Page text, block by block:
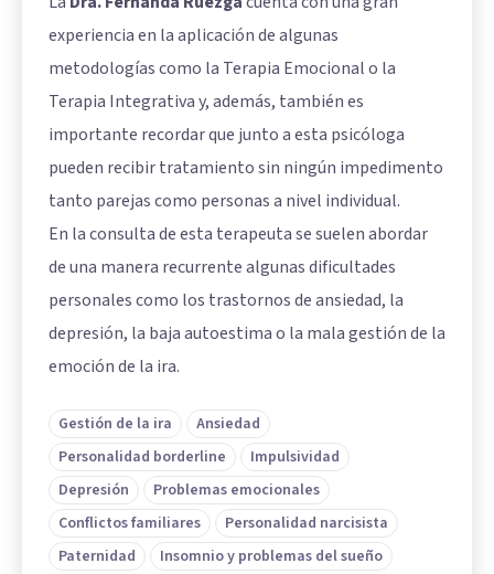
experiencia en la aplicación de algunas
metodologías como la Terapia Emocional o la
Terapia Integrativa y, además, también es
importante recordar que junto a esta psicóloga
pueden recibir tratamiento sin ningún impedimento
tanto parejas como personas a nivel individual.
En la consulta de esta terapeuta se suelen abordar
de una manera recurrente algunas dificultades
personales como los trastornos de ansiedad, la
depresión, la baja autoestima o la mala gestión de la
emoción de la ira.
Gestión de la ira
Ansiedad
Personalidad borderline
Impulsividad
Depresión
Problemas emocionales
Conflictos familiares
Personalidad narcisista
Paternidad
Insomnio y problemas del sueño